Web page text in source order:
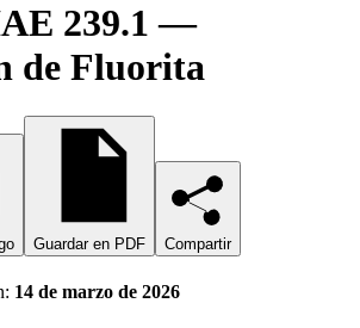
239.1 —
de Fluorita
Guardar en PDF Compartir
14 de marzo de 2026